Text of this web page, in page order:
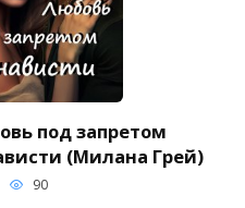
под запретом
(Милана Грей)
90